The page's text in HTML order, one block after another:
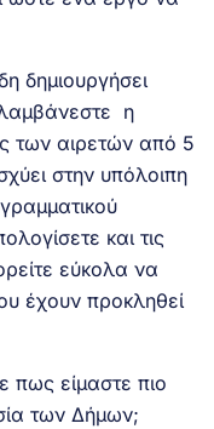
δημιουργήσει
η
των αιρετών από 5
στην υπόλοιπη
και τις
εύκολα να
έχουν προκληθεί
πως είμαστε πιο
των Δήμων;